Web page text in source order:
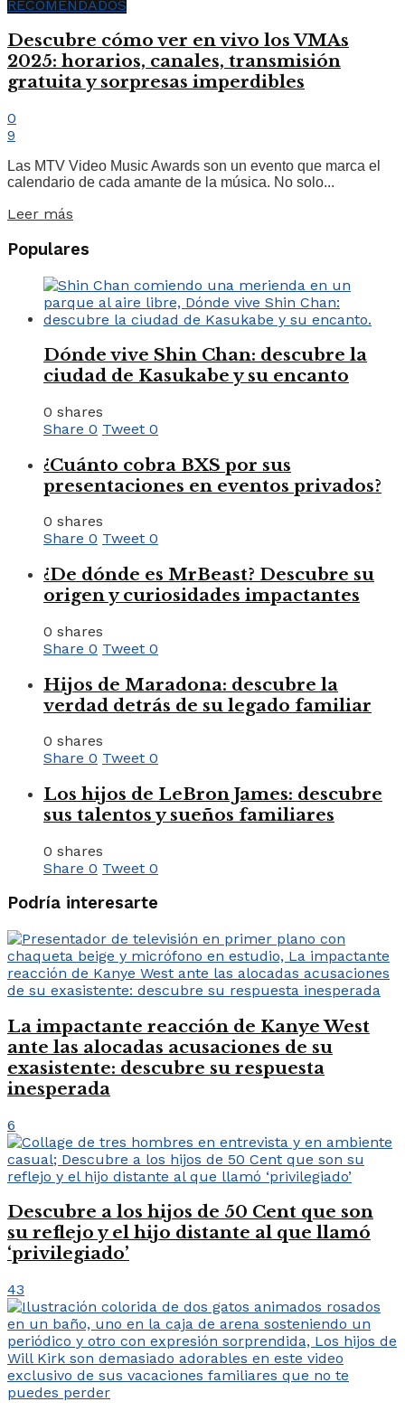
RECOMENDADOS
Descubre cómo ver en vivo los VMAs
2025: horarios, canales, transmisión
gratuita y sorpresas imperdibles
0
9
Las MTV Video Music Awards son un evento que marca el
calendario de cada amante de la música. No solo...
Leer más
Populares
Dónde vive Shin Chan: descubre la
ciudad de Kasukabe y su encanto
0 shares
Share 0 Tweet 0
¿Cuánto cobra BXS por sus
presentaciones en eventos privados?
0 shares
Share 0 Tweet 0
¿De dónde es MrBeast? Descubre su
origen y curiosidades impactantes
0 shares
Share 0 Tweet 0
Hijos de Maradona: descubre la
verdad detrás de su legado familiar
0 shares
Share 0 Tweet 0
Los hijos de LeBron James: descubre
sus talentos y sueños familiares
0 shares
Share 0 Tweet 0
Podría interesarte
La impactante reacción de Kanye West
ante las alocadas acusaciones de su
exasistente: descubre su respuesta
inesperada
6
Descubre a los hijos de 50 Cent que son
su reflejo y el hijo distante al que llamó
‘privilegiado’
43